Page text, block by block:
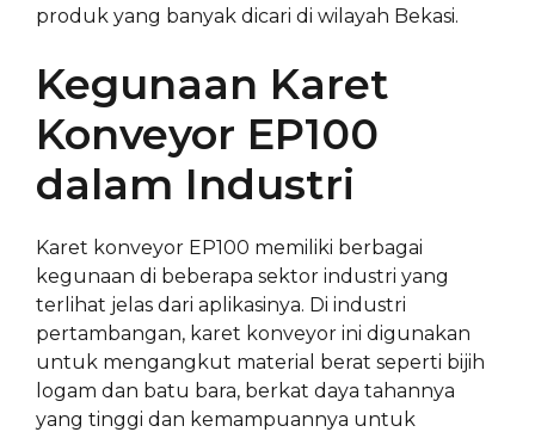
produk yang banyak dicari di wilayah Bekasi.
Kegunaan Karet
Konveyor EP100
dalam Industri
Karet konveyor EP100 memiliki berbagai
kegunaan di beberapa sektor industri yang
terlihat jelas dari aplikasinya. Di industri
pertambangan, karet konveyor ini digunakan
untuk mengangkut material berat seperti bijih
logam dan batu bara, berkat daya tahannya
yang tinggi dan kemampuannya untuk